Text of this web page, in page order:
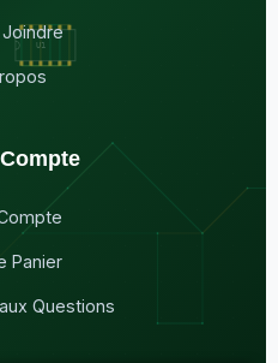
Panier
Questions